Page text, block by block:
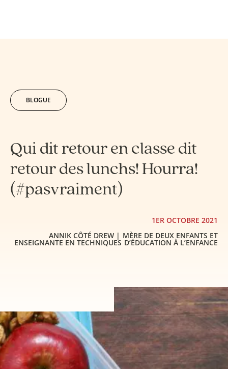
BLOGUE
Qui dit retour en classe dit
retour des lunchs! Hourra!
(#pasvraiment)
1ER OCTOBRE 2021
ANNIK CÔTÉ DREW | MÈRE DE DEUX ENFANTS ET
ENSEIGNANTE EN TECHNIQUES D’ÉDUCATION À L’ENFANCE